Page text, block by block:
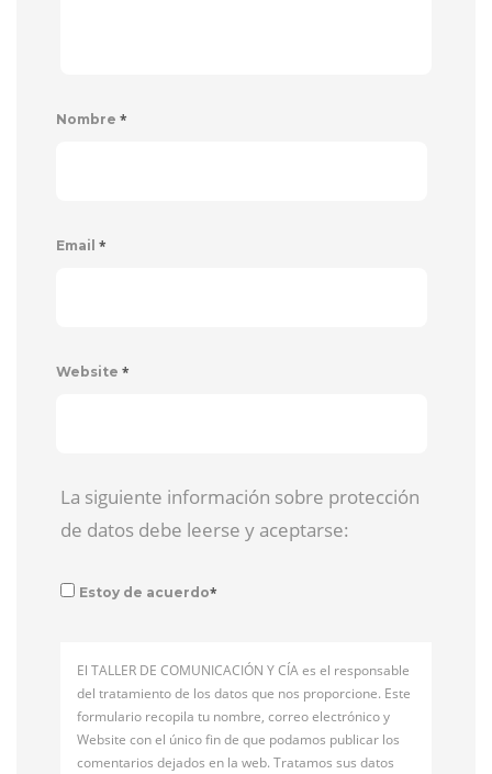
Nombre *
Email *
Website *
La siguiente información sobre protección
de datos debe leerse y aceptarse:
Estoy de acuerdo*
El TALLER DE COMUNICACIÓN Y CÍA es el responsable
del tratamiento de los datos que nos proporcione. Este
formulario recopila tu nombre, correo electrónico y
Website con el único fin de que podamos publicar los
comentarios dejados en la web. Tratamos sus datos